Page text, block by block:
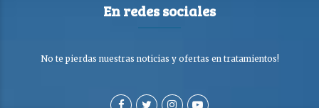
En redes sociales
No te pierdas nuestras noticias y ofertas en tratamientos!